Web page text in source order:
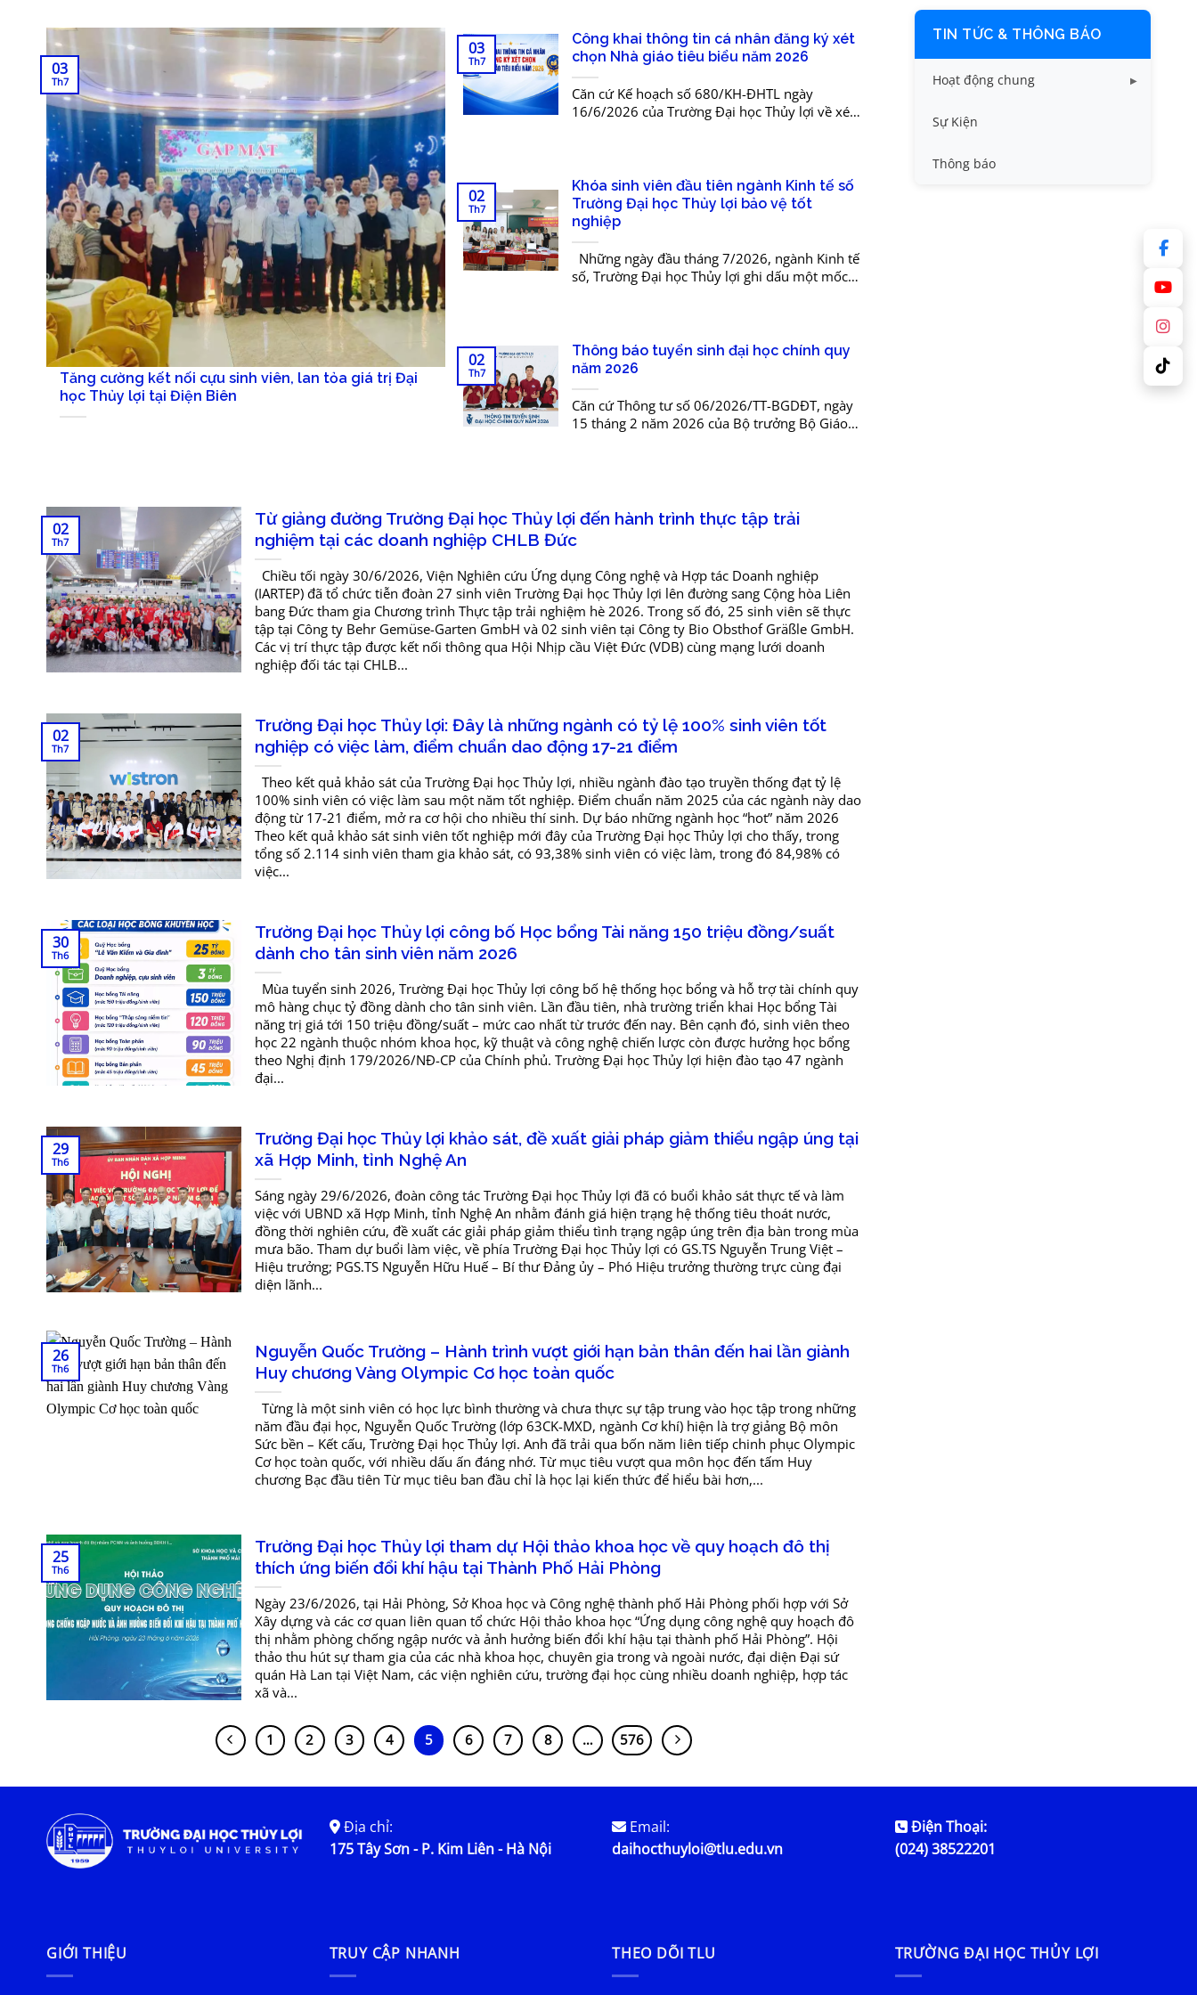
Tăng cường kết nối cựu sinh viên, lan tỏa giá trị Đại
học Thủy lợi tại Điện Biên
03
Th7
Công khai thông tin cá nhân đăng ký xét
chọn Nhà giáo tiêu biểu năm 2026
Căn cứ Kế hoạch số 680/KH-ĐHTL ngày
16/6/2026 của Trường Đại học Thủy lợi về xét
03
Th7
Khóa sinh viên đầu tiên ngành Kinh tế số
Trường Đại học Thủy lợi bảo vệ tốt
nghiệp
Những ngày đầu tháng 7/2026, ngành Kinh tế
số, Trường Đại học Thủy lợi ghi dấu một mốc
02
Th7
Thông báo tuyển sinh đại học chính quy
năm 2026
Căn cứ Thông tư số 06/2026/TT-BGDĐT, ngày
15 tháng 2 năm 2026 của Bộ trưởng Bộ Giáo
02
Th7
Từ giảng đường Trường Đại học Thủy lợi đến hành trình thực tập trải
nghiệm tại các doanh nghiệp CHLB Đức
Chiều tối ngày 30/6/2026, Viện Nghiên cứu Ứng dụng Công nghệ và Hợp tác Doanh nghiệp
(IARTEP) đã tổ chức tiễn đoàn 27 sinh viên Trường Đại học Thủy lợi lên đường sang Cộng hòa Liên
bang Đức tham gia Chương trình Thực tập trải nghiệm hè 2026. Trong số đó, 25 sinh viên sẽ thực
tập tại Công ty Behr Gemüse-Garten GmbH và 02 sinh viên tại Công ty Bio Obsthof Gräßle GmbH.
Các vị trí thực tập được kết nối thông qua Hội Nhịp cầu Việt Đức (VDB) cùng mạng lưới doanh
nghiệp đối tác tại CHLB...
02
Th7
Trường Đại học Thủy lợi: Đây là những ngành có tỷ lệ 100% sinh viên tốt
nghiệp có việc làm, điểm chuẩn dao động 17-21 điểm
Theo kết quả khảo sát của Trường Đại học Thủy lợi, nhiều ngành đào tạo truyền thống đạt tỷ lệ
100% sinh viên có việc làm sau một năm tốt nghiệp. Điểm chuẩn năm 2025 của các ngành này dao
động từ 17-21 điểm, mở ra cơ hội cho nhiều thí sinh. Dự báo những ngành học “hot” năm 2026
Theo kết quả khảo sát sinh viên tốt nghiệp mới đây của Trường Đại học Thủy lợi cho thấy, trong
tổng số 2.114 sinh viên tham gia khảo sát, có 93,38% sinh viên có việc làm, trong đó 84,98% có
việc...
02
Th7
Trường Đại học Thủy lợi công bố Học bổng Tài năng 150 triệu đồng/suất
dành cho tân sinh viên năm 2026
Mùa tuyển sinh 2026, Trường Đại học Thủy lợi công bố hệ thống học bổng và hỗ trợ tài chính quy
mô hàng chục tỷ đồng dành cho tân sinh viên. Lần đầu tiên, nhà trường triển khai Học bổng Tài
năng trị giá tới 150 triệu đồng/suất – mức cao nhất từ trước đến nay. Bên cạnh đó, sinh viên theo
học 22 ngành thuộc nhóm khoa học, kỹ thuật và công nghệ chiến lược còn được hưởng học bổng
theo Nghị định 179/2026/NĐ-CP của Chính phủ. Trường Đại học Thủy lợi hiện đào tạo 47 ngành
đại...
30
Th6
Trường Đại học Thủy lợi khảo sát, đề xuất giải pháp giảm thiểu ngập úng tại
xã Hợp Minh, tỉnh Nghệ An
Sáng ngày 29/6/2026, đoàn công tác Trường Đại học Thủy lợi đã có buổi khảo sát thực tế và làm
việc với UBND xã Hợp Minh, tỉnh Nghệ An nhằm đánh giá hiện trạng hệ thống tiêu thoát nước,
đồng thời nghiên cứu, đề xuất các giải pháp giảm thiểu tình trạng ngập úng trên địa bàn trong mùa
mưa bão. Tham dự buổi làm việc, về phía Trường Đại học Thủy lợi có GS.TS Nguyễn Trung Việt –
Hiệu trưởng; PGS.TS Nguyễn Hữu Huế – Bí thư Đảng ủy – Phó Hiệu trưởng thường trực cùng đại
diện lãnh...
29
Th6
Nguyễn Quốc Trường – Hành trình vượt giới hạn bản thân đến hai lần giành
Huy chương Vàng Olympic Cơ học toàn quốc
Từng là một sinh viên có học lực bình thường và chưa thực sự tập trung vào học tập trong những
năm đầu đại học, Nguyễn Quốc Trường (lớp 63CK-MXD, ngành Cơ khí) hiện là trợ giảng Bộ môn
Sức bền – Kết cấu, Trường Đại học Thủy lợi. Anh đã trải qua bốn năm liên tiếp chinh phục Olympic
Cơ học toàn quốc, với nhiều dấu ấn đáng nhớ. Từ mục tiêu vượt qua môn học đến tấm Huy
chương Bạc đầu tiên Từ mục tiêu ban đầu chỉ là học lại kiến thức để hiểu bài hơn,...
26
Th6
Trường Đại học Thủy lợi tham dự Hội thảo khoa học về quy hoạch đô thị
thích ứng biến đổi khí hậu tại Thành Phố Hải Phòng
Ngày 23/6/2026, tại Hải Phòng, Sở Khoa học và Công nghệ thành phố Hải Phòng phối hợp với Sở
Xây dựng và các cơ quan liên quan tổ chức Hội thảo khoa học “Ứng dụng công nghệ quy hoạch đô
thị nhằm phòng chống ngập nước và ảnh hưởng biến đổi khí hậu tại thành phố Hải Phòng”. Hội
thảo thu hút sự tham gia của các nhà khoa học, chuyên gia trong và ngoài nước, đại diện Đại sứ
quán Hà Lan tại Việt Nam, các viện nghiên cứu, trường đại học cùng nhiều doanh nghiệp, hợp tác
xã và...
25
Th6
1 2 3 4 5 6 7 8 … 576
TIN TỨC & THÔNG BÁO
Hoạt động chung
Tin công tác sinh viên
Tin đào tạo
Sự Kiện
Thông báo
Địa chỉ:
175 Tây Sơn - P. Kim Liên - Hà Nội
Email:
daihocthuyloi@tlu.edu.vn
Điện Thoại:
(024) 38522201
GIỚI THIỆU TRUY CẬP NHANH THEO DÕI TLU TRƯỜNG ĐẠI HỌC THỦY LỢI